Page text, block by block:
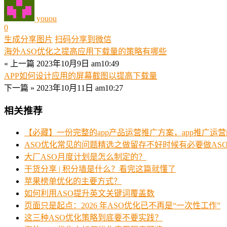
youou
0
生成分享图片 扫码分享到微信
海外ASO优化之提高应用下载量的策略有哪些
« 上一篇 2023年10月9日 am10:49
APP如何设计应用的屏幕截图以提高下载量
下一篇 » 2023年10月11日 am10:27
相关推荐
【必藏】一份完整的app产品运营推广方案，app推广运营
ASO优化常见的问题精选之做留存不好时候有必要做ASO
大厂ASO月度计划是怎么制定的？
干货分享 | 积分墙是什么？看完这篇就懂了
苹果榜单优化的主要方式？
如何利用ASO提升英文关键词覆盖数
页面只是起点：2026 年ASO优化已不再是“一次性工作”
这三种ASO优化策略到底要不要实践？